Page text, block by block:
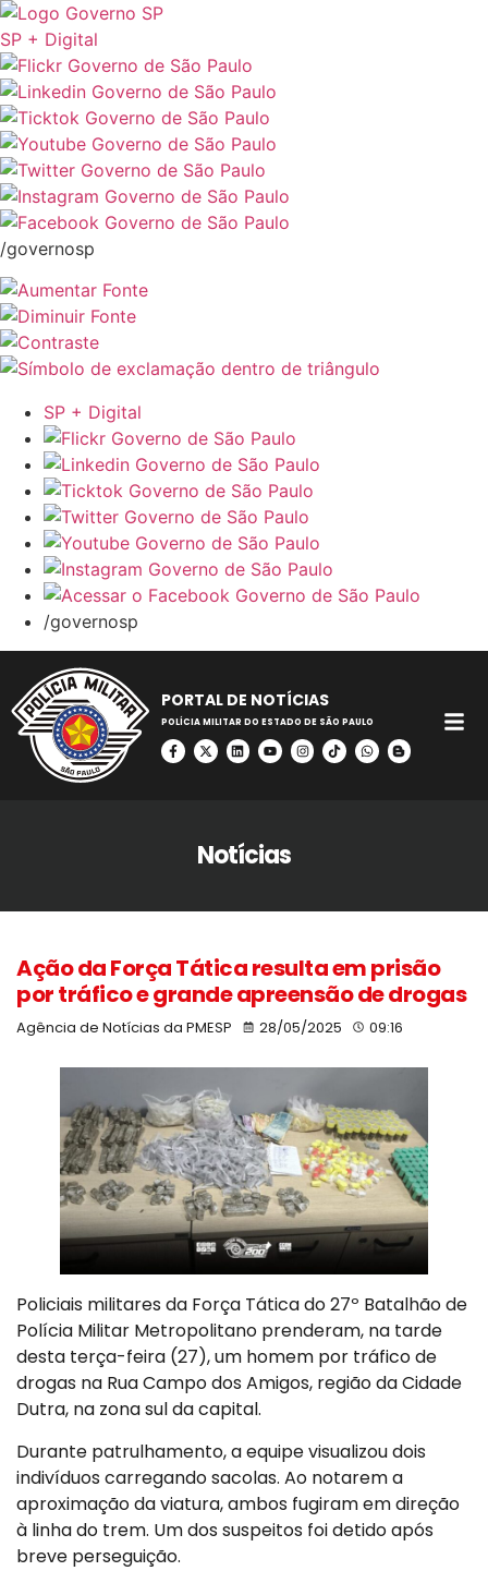
SP + Digital
/governosp
SP + Digital
/governosp
PORTAL DE NOTÍCIAS
POLÍCIA MILITAR DO ESTADO DE SÃO PAULO
Notícias
Ação da Força Tática resulta em prisão
por tráfico e grande apreensão de drogas
Agência de Notícias da PMESP 28/05/2025 09:16
Policiais militares da Força Tática do 27º Batalhão de
Polícia Militar Metropolitano prenderam, na tarde
desta terça-feira (27), um homem por tráfico de
drogas na Rua Campo dos Amigos, região da Cidade
Dutra, na zona sul da capital.
Durante patrulhamento, a equipe visualizou dois
indivíduos carregando sacolas. Ao notarem a
aproximação da viatura, ambos fugiram em direção
à linha do trem. Um dos suspeitos foi detido após
breve perseguição.